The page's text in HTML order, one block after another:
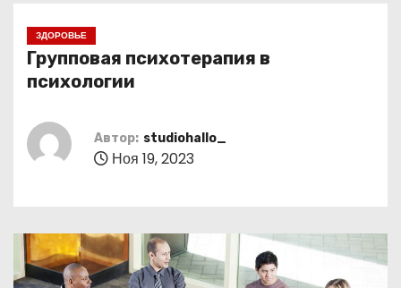
ЗДОРОВЬЕ
Групповая психотерапия в
психологии
Автор: studiohallo_
Ноя 19, 2023